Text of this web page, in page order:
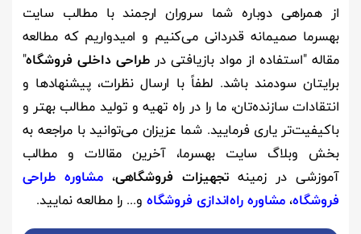
از همراهی دوباره شما سروران ارجمند با مطالب سایت
بهسرما صمیمانه قدردانی می‌کنیم و امیدواریم که مطالعه
مقاله "استفاده از مواد بازیافتی درطراحی داخلی فروشگاه"
برایتان سودمند باشد. لطفاً با ارسال نظرات، پیشنهادها و
انتقادات سازنده‌تان، ما را در راه تهیه و تولید مطالب بهتر و
باکیفیت‌تر یاری فرمایید. شما عزیزان می‌توانید با مراجعه به
بخش وبلاگ سایت بهسرما، آخرین مقالات و مطالب
آموزشی در زمینه تجهیزات فروشگاهی،مشاوره طراحی
فروشگاه،مشاوره راه‌اندازی فروشگاه و... را مطالعه نمایید.